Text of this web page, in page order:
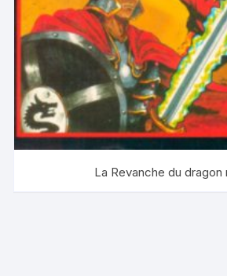
La Revanche du dragon